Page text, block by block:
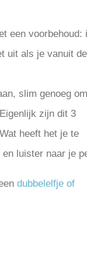
een voorbehoud:
uit als je vanuit
slim genoeg
zijn dit 3
heeft het je te
luister naar je
dubbelelfje of